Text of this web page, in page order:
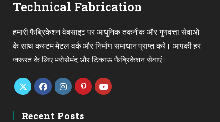
Technical Fabrication
हमारी फैब्रिकेशन वेबसाइट पर आधुनिक तकनीक और गुणवत्ता सेवाओं
के साथ कस्टम मेटल वर्क और निर्माण समाधान प्राप्त करें। आपकी हर
जरूरत के लिए भरोसेमंद और टिकाऊ फैब्रिकेशन सेवाएं।
in
in
in
in
Recent Posts